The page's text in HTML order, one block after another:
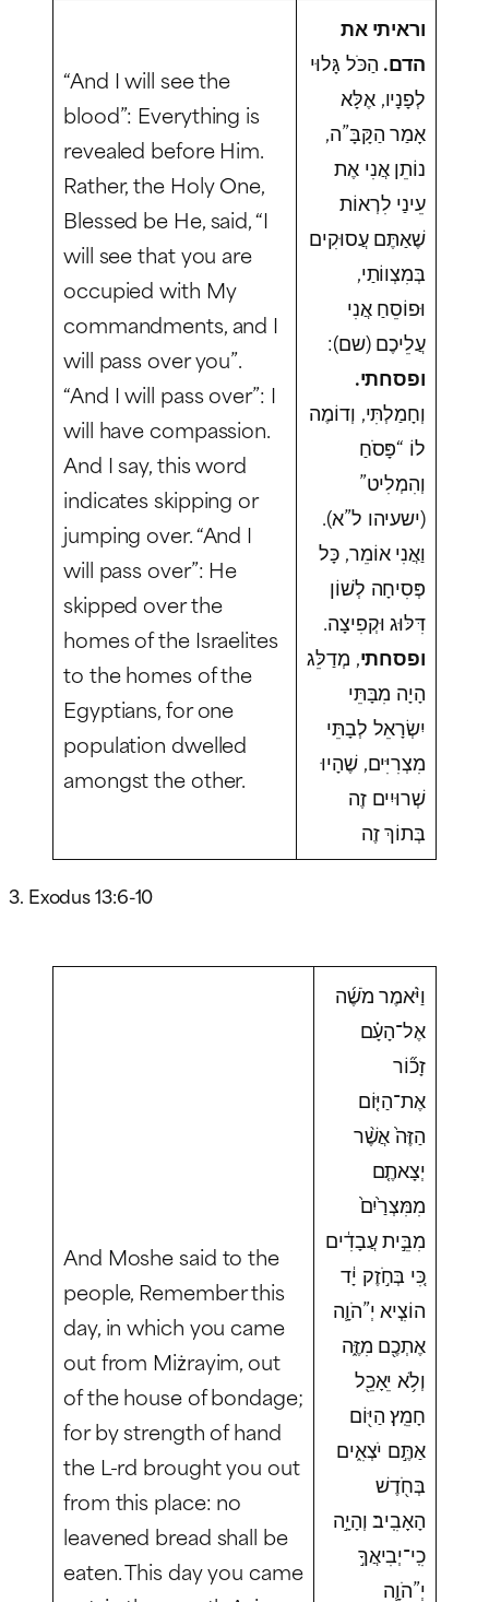
“And I will see the
blood”: Everything is
revealed before Him.
Rather, the Holy One,
Blessed be He, said, “I
will see that you are
occupied with My
commandments, and I
will pass over you”.
“And I will pass over”: I
will have compassion.
And I say, this word
indicates skipping or
jumping over. “And I
will pass over”: He
skipped over the
homes of the Israelites
to the homes of the
Egyptians, for one
population dwelled
amongst the other.
וראיתי את
הדם. הַכֹּל גָּלוּי
לְפָנָיו, אֶלָּא
אָמַר הַקָּבָּ”ה,
נוֹתֵן אֲנִי אֶת
עֵינַי לִרְאוֹת
שֶׁאַתֶּם עֲסוּקִים
בְּמִצְווֹתַי,
וּפוֹסֵחַ אֲנִי
עֲלֵיכֶם (שם):
ופסחתי.
וְחָמַלְתִּי, וְדוֹמֶה
לוֹ “פָּסֹחַ
וְהִמְלִיט”
(ישעיהו ל”א).
וַאֲנִי אוֹמֵר, כָּל
פְּסִיחָה לְשׁוֹן
דִּלּוּג וּקְפִיצָה.
ופסחתי, מְדַלֵּג
הָיָה מִבָּתֵּי
יִשְׂרָאֵל לְבָתֵּי
מִצְרִיִּים, שֶׁהָיוּ
שְׁרוּיִים זֶה
בְּתוֹךְ זֶה
3. Exodus 13:6-10
And Moshe said to the
people, Remember this
day, in which you came
out from Miżrayim, out
of the house of bondage;
for by strength of hand
the L-rd brought you out
from this place: no
leavened bread shall be
eaten. This day you came
וַיֹּ֨אמֶר מֹשֶׁ֜ה
אֶל־הָעָ֗ם
זָכ֞וֹר
אֶת־הַיּ֤וֹם
הַזֶּה֙ אֲשֶׁ֨ר
יְצָאתֶ֤ם
מִמִּצְרַ֙יִם֙
מִבֵּ֣ית עֲבָדִ֔ים
כִּ֚י בְּחֹ֣זֶק יָ֔ד
הוֹצִ֧יא יְ”הֹוָ֛ה
אֶתְכֶ֖ם מִזֶּ֑ה
וְלֹ֥א יֵאָכֵ֖ל
חָמֵֽץ׃ הַיּ֖וֹם
אַתֶּ֣ם יֹצְאִ֑ים
בְּחֹ֖דֶשׁ
הָאָבִֽיב׃ וְהָיָ֣ה
כִֽי־יְבִיאֲךָ֣
יְ”הֹוָ֛ה